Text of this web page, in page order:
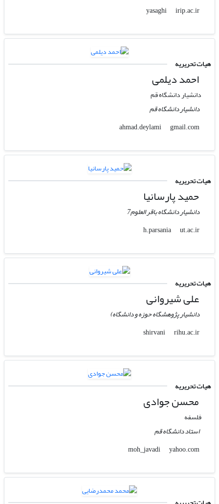
yasaghi
irip.ac.ir
هیات تحریریه
احمد دیلمی
دانشیار دانشگاه قم
دانشیار دانشگاه قم
ahmad.deylami
gmail.com
هیات تحریریه
حمید پارسانیا
دانشیار دانشگاه باقر العلوم7
h.parsania
ut.ac.ir
هیات تحریریه
علی شیروانی
دانشیار پژوهشگاه حوزه و دانشگاه)
shirvani
rihu.ac.ir
هیات تحریریه
محسن جوادی
فلسفه
استاد دانشگاه قم
moh_javadi
yahoo.com